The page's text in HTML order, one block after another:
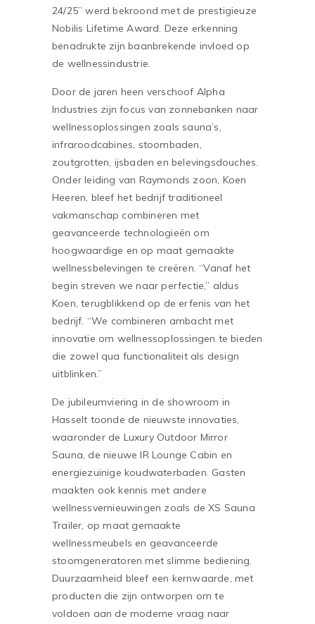
24/25” werd bekroond met de prestigieuze
Nobilis Lifetime Award. Deze erkenning
benadrukte zijn baanbrekende invloed op
de wellnessindustrie.
Door de jaren heen verschoof Alpha
Industries zijn focus van zonnebanken naar
wellnessoplossingen zoals sauna’s,
infraroodcabines, stoombaden,
zoutgrotten, ijsbaden en belevingsdouches.
Onder leiding van Raymonds zoon, Koen
Heeren, bleef het bedrijf traditioneel
vakmanschap combineren met
geavanceerde technologieën om
hoogwaardige en op maat gemaakte
wellnessbelevingen te creëren. “Vanaf het
begin streven we naar perfectie,” aldus
Koen, terugblikkend op de erfenis van het
bedrijf. “We combineren ambacht met
innovatie om wellnessoplossingen te bieden
die zowel qua functionaliteit als design
uitblinken.”
De jubileumviering in de showroom in
Hasselt toonde de nieuwste innovaties,
waaronder de Luxury Outdoor Mirror
Sauna, de nieuwe IR Lounge Cabin en
energiezuinige koudwaterbaden. Gasten
maakten ook kennis met andere
wellnessvernieuwingen zoals de XS Sauna
Trailer, op maat gemaakte
wellnessmeubels en geavanceerde
stoomgeneratoren met slimme bediening.
Duurzaamheid bleef een kernwaarde, met
producten die zijn ontworpen om te
voldoen aan de moderne vraag naar